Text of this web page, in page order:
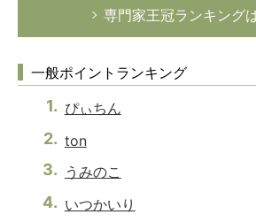
専門家王冠ランキング
一般ポイントランキング
ぴぃちん
ton
うみのこ
いつかいり